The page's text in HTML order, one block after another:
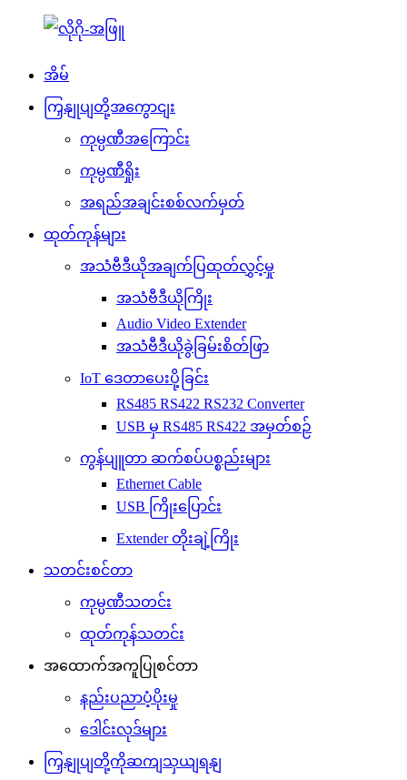
အိမ်
ကြှနျုပျတို့အကွောငျး
ကုမ္ပဏီအကြောင်း
ကုမ္ပဏီရှိုး
အရည်အချင်းစစ်လက်မှတ်
ထုတ်ကုန်များ
အသံဗီဒီယိုအချက်ပြထုတ်လွှင့်မှု
အသံဗီဒီယိုကြိုး
Audio Video Extender
အသံဗီဒီယိုခွဲခြမ်းစိတ်ဖြာ
IoT ဒေတာပေးပို့ခြင်း
RS485 RS422 RS232 Converter
USB မှ RS485 RS422 အမှတ်စဉ်
ကွန်ပျူတာ ဆက်စပ်ပစ္စည်းများ
Ethernet Cable
USB ကြိုးပြောင်း
Extender တိုးချဲ့ကြိုး
သတင်းစင်တာ
ကုမ္ပဏီသတင်း
ထုတ်ကုန်သတင်း
အထောက်အကူပြုစင်တာ
နည်းပညာပံ့ပိုးမှု
ဒေါင်းလုဒ်များ
ကြှနျုပျတို့ကိုဆကျသှယျရနျ